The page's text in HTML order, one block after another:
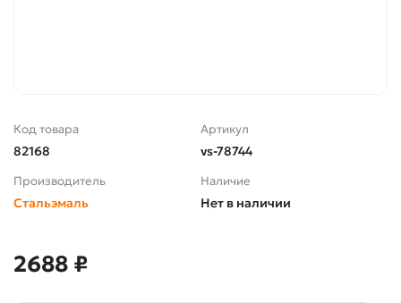
Код товара
82168
Артикул
vs-78744
Производитель
Стальэмаль
Наличие
Нет в наличии
2688 ₽